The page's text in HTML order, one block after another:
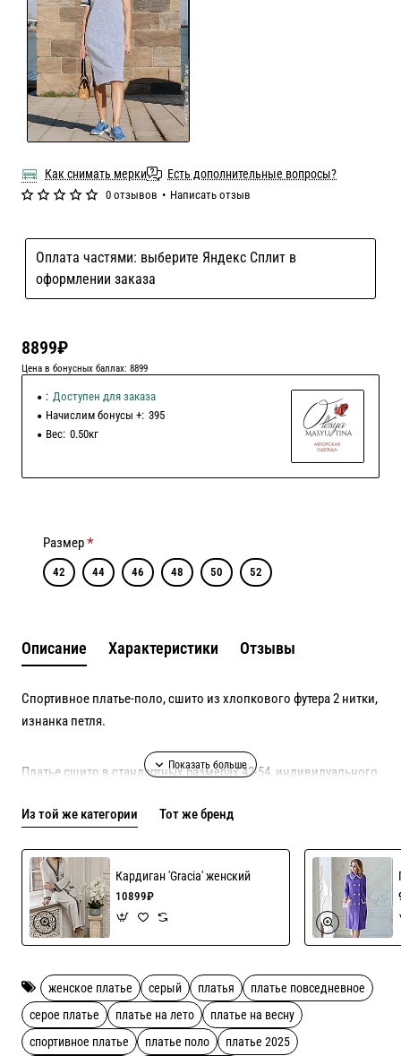
Как снимать мерки Есть дополнительные вопросы?
Оплата частями: выберите Яндекс Сплит в
оформлении заказа
0 отзывов • Написать отзыв
8899₽
Цена в бонусных баллах: 8899
: Доступен для заказа
Начислим бонусы +: 395
Вес: 0.50кг
Размер
42 44 46 48 50 52
Описание Характеристики Отзывы
Спортивное платье-поло, сшито из хлопкового футера 2 нитки,
изнанка петля.
Платье сшито в стандартных размерах 42-54, индивидуального
Состав 80% хлопок, 15% полиэстер, 5% эластан!
Из той же категории Тот же бренд
Кардиган 'Gracia' женский
10899₽
женское платье серый платья
платье повседневное
серое платье
платье на лето
платье на весну
спортивное платье
платье поло
платье 2025